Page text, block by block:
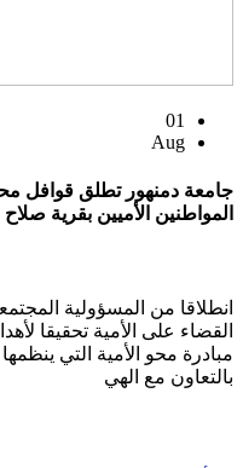
01
Aug
جامعة دمنهور تطلق قوافل
المواطنين الأميين بقرية
انطلاقا من المسؤولية
القضاء على الأمية تحقيقا
مبادرة محو الأمية التي
بالتعاون مع الهي